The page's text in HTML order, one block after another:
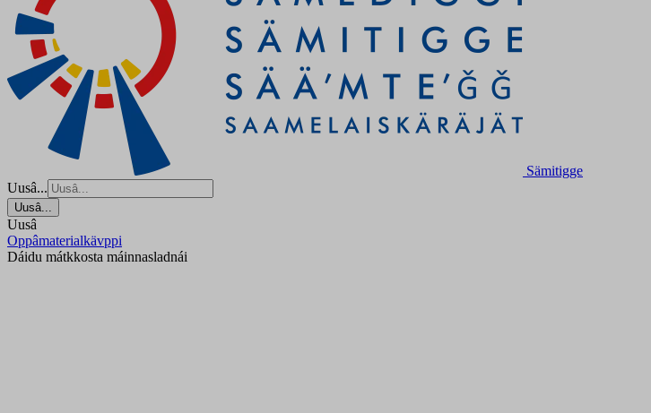
Sämitigge
Uusâ...
Uusâ...
Uusâ
Oppâmaterialkävppi
Dáidu mátkkosta máinnasladnái